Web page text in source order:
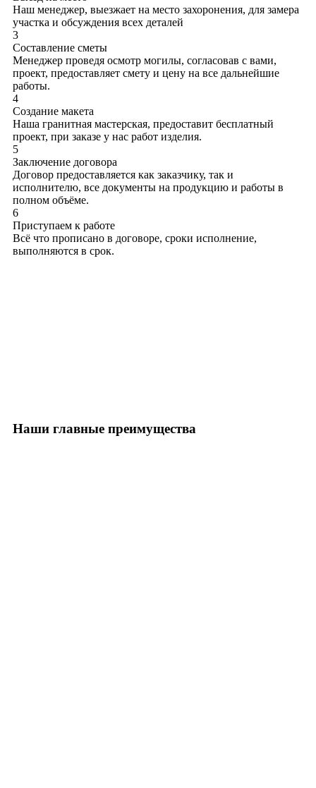
Наш менеджер, выезжает на место захоронения, для замера
участка и обсуждения всех деталей
3
Составление сметы
Менеджер проведя осмотр могилы, согласовав с вами,
проект, предоставляет смету и цену на все дальнейшие
работы.
4
Создание макета
Наша гранитная мастерская, предоставит бесплатный
проект, при заказе у нас работ изделия.
5
Заключение договора
Договор предоставляется как заказчику, так и
исполнителю, все документы на продукцию и работы в
полном объёме.
6
Приступаем к работе
Всё что прописано в договоре, сроки исполнение,
выполняются в срок.
Наши главные преимущества